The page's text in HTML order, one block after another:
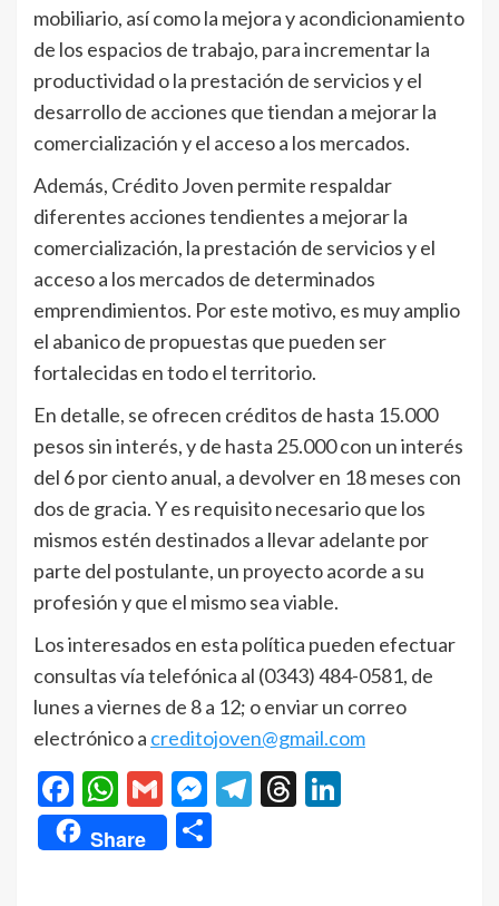
mobiliario, así como la mejora y acondicionamiento
de los espacios de trabajo, para incrementar la
productividad o la prestación de servicios y el
desarrollo de acciones que tiendan a mejorar la
comercialización y el acceso a los mercados.
Además, Crédito Joven permite respaldar
diferentes acciones tendientes a mejorar la
comercialización, la prestación de servicios y el
acceso a los mercados de determinados
emprendimientos. Por este motivo, es muy amplio
el abanico de propuestas que pueden ser
fortalecidas en todo el territorio.
En detalle, se ofrecen créditos de hasta 15.000
pesos sin interés, y de hasta 25.000 con un interés
del 6 por ciento anual, a devolver en 18 meses con
dos de gracia. Y es requisito necesario que los
mismos estén destinados a llevar adelante por
parte del postulante, un proyecto acorde a su
profesión y que el mismo sea viable.
Los interesados en esta política pueden efectuar
consultas vía telefónica al (0343) 484-0581, de
lunes a viernes de 8 a 12; o enviar un correo
electrónico a creditojoven@gmail.com
Facebook
WhatsApp
GmailMessenger
Telegram
Threads
Share